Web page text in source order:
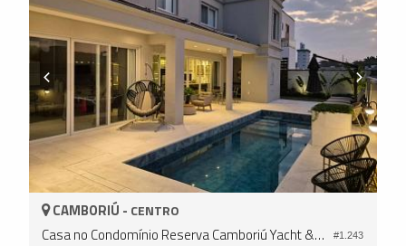
#1.243
CAMBORIÚ - CENTRO
Casa no Condomínio Reserva Camboriú Yacht & Golf